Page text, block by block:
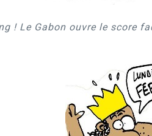
! Le Gabon ouvre le score